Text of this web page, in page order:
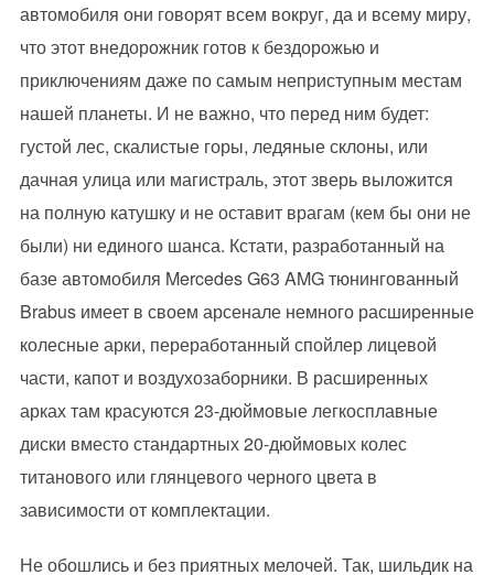
автомобиля они говорят всем вокруг, да и всему миру,
что этот внедорожник готов к бездорожью и
приключениям даже по самым неприступным местам
нашей планеты. И не важно, что перед ним будет:
густой лес, скалистые горы, ледяные склоны, или
дачная улица или магистраль, этот зверь выложится
на полную катушку и не оставит врагам (кем бы они не
были) ни единого шанса. Кстати, разработанный на
базе автомобиля Mercedes G63 AMG тюнингованный
Brabus имеет в своем арсенале немного расширенные
колесные арки, переработанный спойлер лицевой
части, капот и воздухозаборники. В расширенных
арках там красуются 23-дюймовые легкосплавные
диски вместо стандартных 20-дюймовых колес
титанового или глянцевого черного цвета в
зависимости от комплектации.
Не обошлись и без приятных мелочей. Так, шильдик на